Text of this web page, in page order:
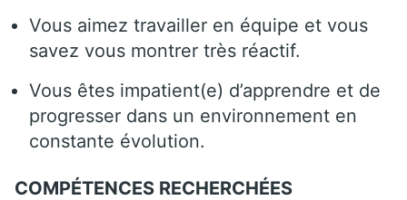
Vous aimez travailler en équipe et vous
savez vous montrer très réactif.
Vous êtes impatient(e) d’apprendre et de
progresser dans un environnement en
constante évolution.
COMPÉTENCES RECHERCHÉES